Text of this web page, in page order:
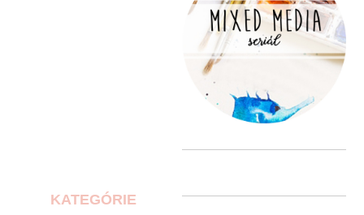
KATEGÓRIE